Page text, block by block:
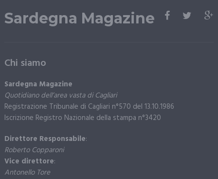
Sardegna Magazine
Chi siamo
Sardegna Magazine
Quotidiano dell’area vasta di Cagliari
Registrazione Tribunale di Cagliari n°570 del 13.10.1986
Iscrizione Registro Nazionale della stampa n°3420
Direttore Responsabile:
Roberto Copparoni
Vice direttore:
Antonello Tore